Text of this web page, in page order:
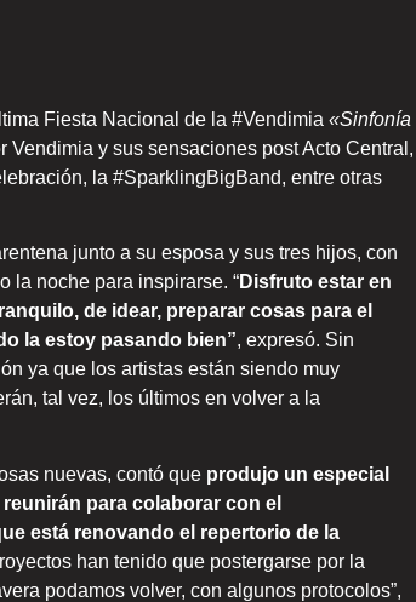
Fiesta Nacional de la #Vendimia «Sinfonía
Vendimia y sus sensaciones post Acto Central,
la #SparklingBigBand, entre otras
junto a su esposa y sus tres hijos, con
la noche para inspirarse. “Disfruto estar en
de idear, preparar cosas para el
la estoy pasando bien”, expresó. Sin
ya que los artistas están siendo muy
tal vez, los últimos en volver a la
nuevas, contó que produjo un especial
para colaborar con el
está renovando el repertorio de la
han tenido que postergarse por la
podamos volver, con algunos protocolos”,